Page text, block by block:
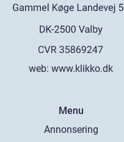
web: www.klikko.dk
Menu
Annonsering